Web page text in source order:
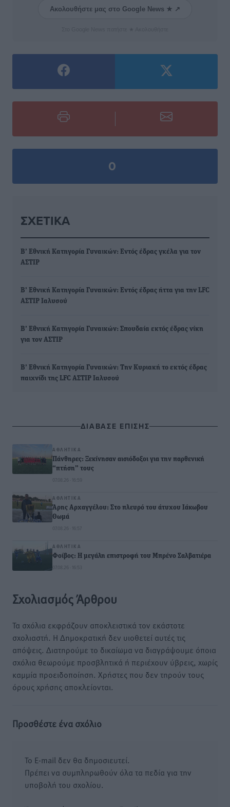
Ακολουθήστε μας στο Google News ★ ↗
0
ΣΧΕΤΙΚΆ
Β’ Εθνική Κατηγορία Γυναικών: Εντός έδρας γκέλα για τον
ΑΣΤΙΡ
Β’ Εθνική Κατηγορία Γυναικών: Εντός έδρας ήττα για την LFC
ΑΣΤΙΡ Ιαλυσού
Β’ Εθνική Κατηγορία Γυναικών: Σπουδαία εκτός έδρας νίκη
για τον ΑΣΤΙΡ
Β’ Εθνική Κατηγορία Γυναικών: Την Κυριακή το εκτός έδρας
παιχνίδι της LFC ΑΣΤΙΡ Ιαλυσού
ΔΙΑΒΑΣΕ ΕΠΙΣΗΣ
ΑΘΛΗΤΙΚΆ
Πάνθηρες: Ξεκίνησαν αισιόδοξοι για την παρθενική
“πτήση” τους
07.08.26 · 16:59
ΑΘΛΗΤΙΚΆ
Άρης Αρχαγγέλου: Στο πλευρό του άτυχου Ιάκωβου
Θωμά
07.08.26 · 16:57
ΑΘΛΗΤΙΚΆ
Φοίβος: Η μεγάλη επιστροφή του Μπρένο Σαλβατιέρα
07.08.26 · 16:53
Σχολιασμός Άρθρου
Τα σχόλια εκφράζουν αποκλειστικά τον εκάστοτε
σχολιαστή. Η Δημοκρατική δεν υιοθετεί αυτές τις
απόψεις. Διατηρούμε το δικαίωμα να διαγράψουμε όποια
σχόλια θεωρούμε προσβλητικά ή περιέχουν ύβρεις, χωρίς
καμμία προειδοποίηση. Χρήστες που δεν τηρούν τους
όρους χρήσης αποκλείονται.
Προσθέστε ένα σχόλιο
Το E-mail δεν θα δημοσιευτεί.
Πρέπει να συμπληρωθούν όλα τα πεδία για την
υποβολή του σχολίου.